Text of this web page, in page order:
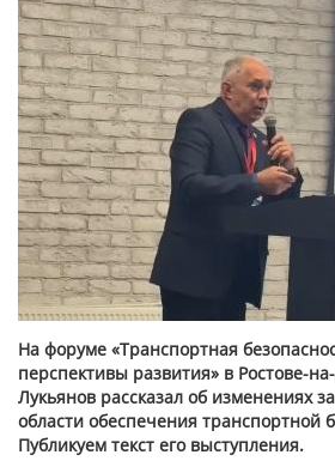
На форуме «Транспортная
перспективы развития» в Ростове-
Лукьянов рассказал об изменениях
области обеспечения транспортной
Публикуем текст его выступления.